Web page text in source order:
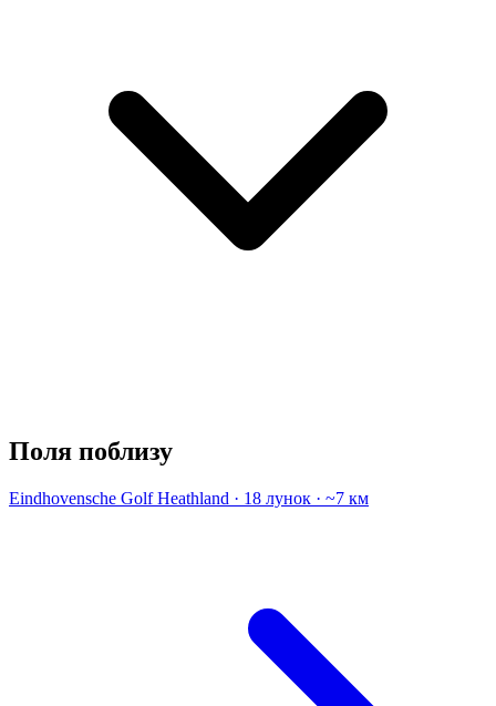
Поля поблизу
Eindhovensche Golf Heathland · 18 лунок · ~7 км